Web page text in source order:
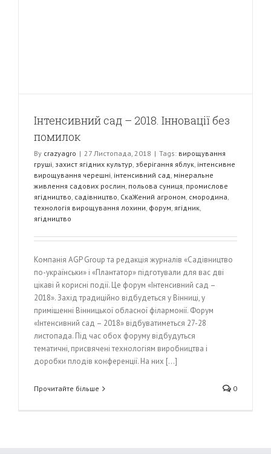
Інтенсивний сад – 2018. Інновації без
помилок
By crazyagro | 27 Листопада, 2018 | Tags: вирощування
груші, захист ягідних культур, зберігання яблук, інтенсивне
вирощування черешні, інтенсивний сад, мінеральне
живлення садових рослин, польова суниця, промислове
ягідництво, садівництво, СкаЖений агроном, смородина,
технологія вирощування лохини, форум, ягідник,
ягідництво
Компанія AGP Group та редакція журналів «Садівництво
по-українськи» і «Плантатор» підготували для вас дві
цікаві й корисні події. Це форум «Інтенсивний сад –
2018». Захід традиційно відбудеться у Вінниці, у
приміщенні Вінницької обласної філармонії. Форум
«Інтенсивний сад – 2018» відбуватиметься 27-28
листопада. Під час обох форуму відбудуться
тематичні, присвячені технологіям виробництва і
доробки плодів конференції. На них [...]
Прочитайте більше 0